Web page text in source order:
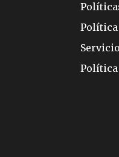
Política
Política